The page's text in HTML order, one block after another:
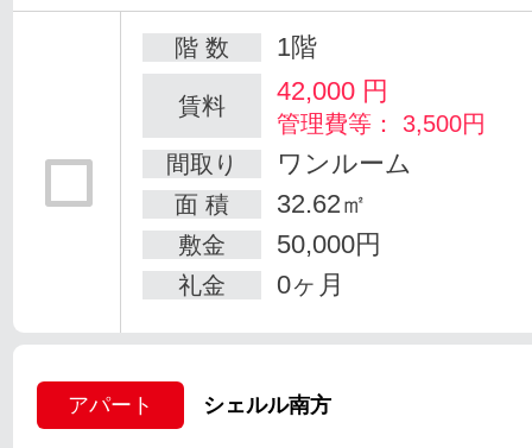
階 数 1階
賃料 42,000 円
管理費等： 3,500円
間取り
ワンルーム
面 積 32.62㎡
敷金 50,000円
礼金 0ヶ月
アパート シェルル南方